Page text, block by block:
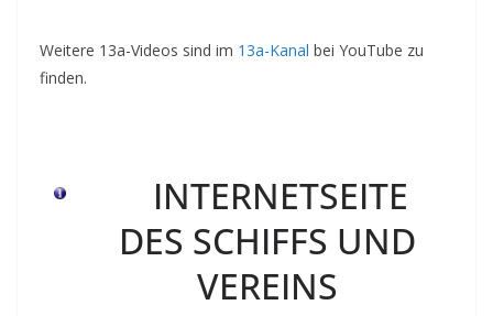
Weitere 13a-Videos sind im 13a-Kanal bei YouTube zu
finden.
INTERNETSEITE
DES SCHIFFS UND
VEREINS